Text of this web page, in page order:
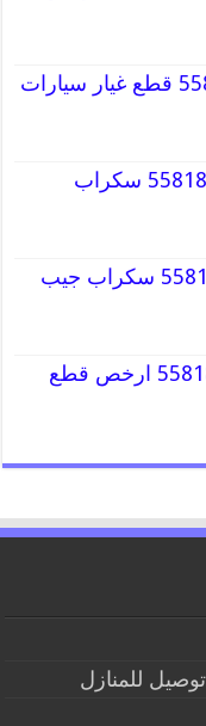
قطع غيار كيا 55818355 قطع غيار سيارات
قطع غيار باجيرو 55818355 سكراب
قطع غيار جيب 55818355 سكراب جيب
قطع غيار دودج 55818355 ارخص قطع
للمنازل